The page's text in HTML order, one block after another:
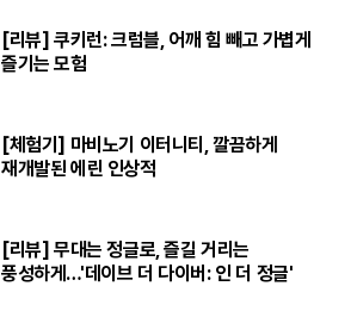
[리뷰] 쿠키런: 크럼블, 어깨 힘 빼고 가볍게
즐기는 모험
[체험기] 마비노기 이터니티, 깔끔하게
재개발된 에린 인상적
[리뷰] 무대는 정글로, 즐길 거리는
풍성하게…'데이브 더 다이버: 인 더 정글'